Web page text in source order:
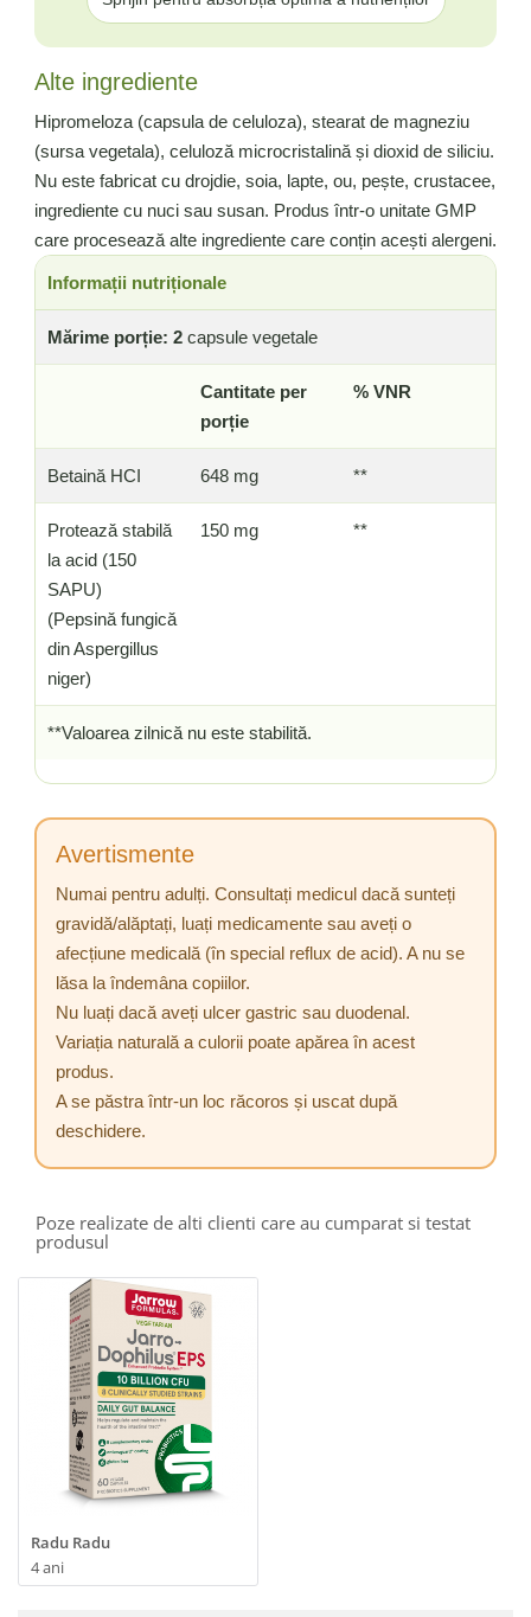
Informații nutriționale
Mărime porție: 2 capsule vegetale
Cantitate per
porție
% VNR
Betaină HCI 648 mg **
Protează stabilă
la acid (150
SAPU)
(Pepsină fungică
din Aspergillus
niger)
150 mg **
**Valoarea zilnică nu este stabilită.
Alte ingrediente
Hipromeloza (capsula de celuloza), stearat de magneziu
(sursa vegetala), celuloză microcristalină și dioxid de siliciu.
Nu este fabricat cu drojdie, soia, lapte, ou, pește, crustacee,
ingrediente cu nuci sau susan. Produs într-o unitate GMP
care procesează alte ingrediente care conțin acești alergeni.
Avertismente
Numai pentru adulți. Consultați medicul dacă sunteți
gravidă/alăptați, luați medicamente sau aveți o
afecțiune medicală (în special reflux de acid). A nu se
lăsa la îndemâna copiilor.
Nu luați dacă aveți ulcer gastric sau duodenal.
Variația naturală a culorii poate apărea în acest
produs.
A se păstra într-un loc răcoros și uscat după
deschidere.
Poze realizate de alti clienti care au cumparat si testat
produsul
Radu Radu
4 ani